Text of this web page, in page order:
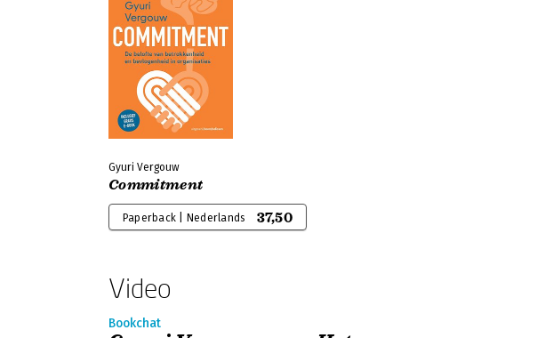
Gyuri Vergouw
Commitment
Paperback | Nederlands 37,50
Video
Bookchat